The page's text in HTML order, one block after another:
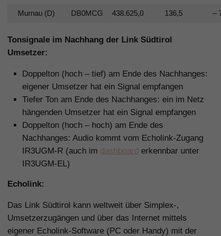
Murnau (D) DB0MCG 438.625,0 136,5 –
Tonsignale im Nachhang der Link Südtirol
Umsetzer:
Doppelton (hoch – tief) am Ende des Nachhanges:
eigener Umsetzer hat ein Signal empfangen
Tiefer Ton am Ende des Nachhanges: ein im Netz
hängenden Umsetzer hat ein Signal empfangen
Doppelton (hoch – hoch) am Ende des
Nachhanges: Audio kommt vom Echolink-Zugang
IR3UGM-R (auch im dashboard erkennbar unter
IR3UGM-EL)
Echolink:
Das Link Südtirol kann weltweit über Simplex-,
Umsetzerzugängen und über das Internet mittels
eigener Echolink-Software (PC oder Handy) mit der